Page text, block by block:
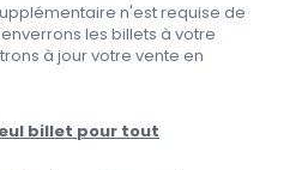
n'est requise de
les billets à votre
à jour votre vente en
billet pour tout